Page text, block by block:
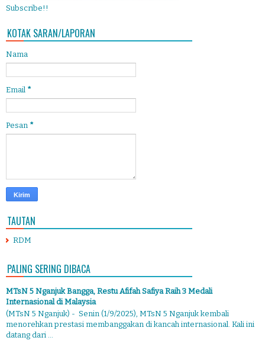
Subscribe!!
KOTAK SARAN/LAPORAN
Nama
Email *
Pesan *
TAUTAN
RDM
PALING SERING DIBACA
MTsN 5 Nganjuk Bangga, Restu Afifah Safiya Raih 3 Medali
Internasional di Malaysia
(MTsN 5 Nganjuk) - Senin (1/9/2025), MTsN 5 Nganjuk kembali
menorehkan prestasi membanggakan di kancah internasional. Kali ini
datang dari ...